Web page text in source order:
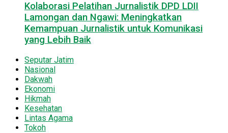
Kolaborasi Pelatihan Jurnalistik DPD LDII
Lamongan dan Ngawi: Meningkatkan
Kemampuan Jurnalistik untuk Komunikasi
yang Lebih Baik
Seputar Jatim
Nasional
Dakwah
Ekonomi
Hikmah
Kesehatan
Lintas Agama
Tokoh